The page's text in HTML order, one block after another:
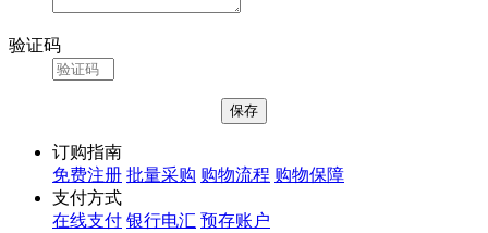
验证码
订购指南
免费注册 批量采购 购物流程 购物保障
支付方式
在线支付 银行电汇 预存账户